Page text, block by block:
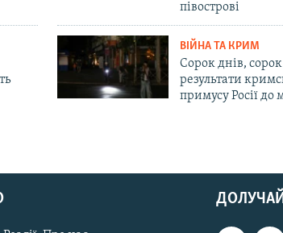
півострові
ВІЙНА ТА КРИМ
Сорок днів,
результати
примусу Росії до